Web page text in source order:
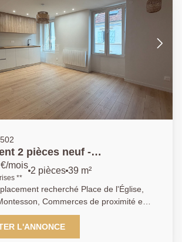
-
MONTESSON Centre Secteur Village
mois
**
2 pièces 39 m²
recherché Place de l'Église,
Commerces de proximité et
à quelques minutes à pied , bel
pièces, entièrement rénové avec des
qualité, proposé en première mise en
L'ANNONCE